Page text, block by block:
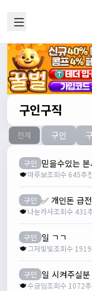
구인구직
전체 구인
구인 믿을수있는
마루보조회수 645추
구인 ✅ 개인돈 급
나눈카사조회수 431
구인 일 ㄱㄱ
그저빛빛조회수 1919
구인 일 시켜주실분
수금임조회수 1072